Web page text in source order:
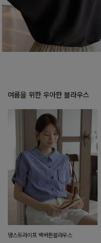
여름을 위한 우아한 블라우스
댕스트라이프 백버튼블라우스